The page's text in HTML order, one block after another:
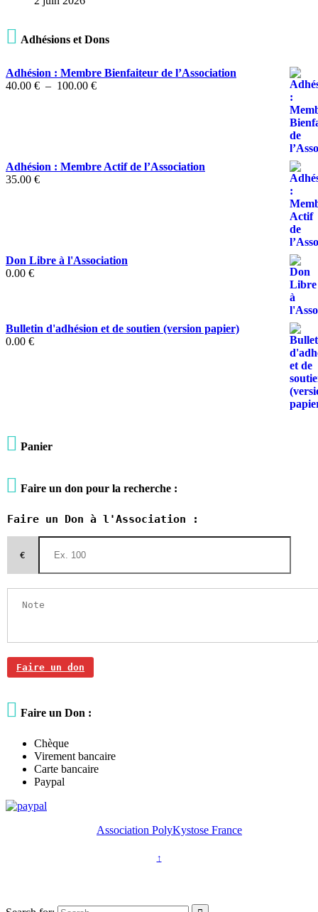
 Adhésions et Dons
Adhésion : Membre Bienfaiteur de l’Association
40.00 € – 100.00 €Plage
Adhésion : Membre Actif de l’Association
35.00 €
Don Libre à l'Association
0.00 €
Bulletin d'adhésion et de soutien (version papier)
0.00 €
 Panier
 Faire un don pour la recherche :
Faire un Don à l'Association :
€
Faire un don
 Faire un Don :
Chèque
Virement bancaire
Carte bancaire
Paypal
Association PolyKystose France
↑